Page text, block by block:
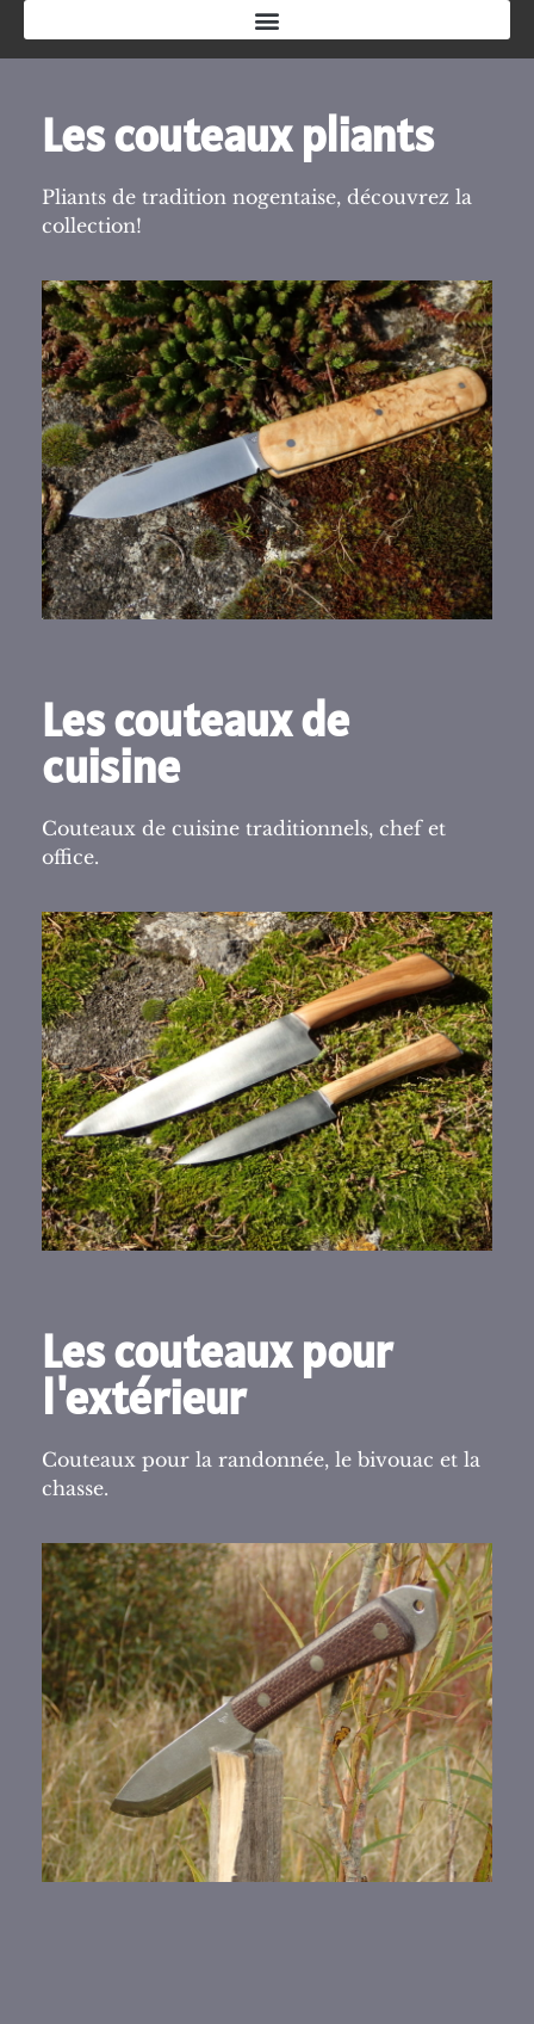
Les couteaux pliants
Pliants de tradition nogentaise, découvrez la
collection!
Les couteaux de
cuisine
Couteaux de cuisine traditionnels, chef et
office.
Les couteaux pour
l'extérieur
Couteaux pour la randonnée, le bivouac et la
chasse.